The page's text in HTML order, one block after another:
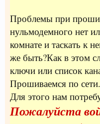
Проблемы при
нульмодемного нет
комнате и таскать к
же быть?Как в этом
ключи или список
Прошиваемся по сети.
Для этого нам
Пожалуйста